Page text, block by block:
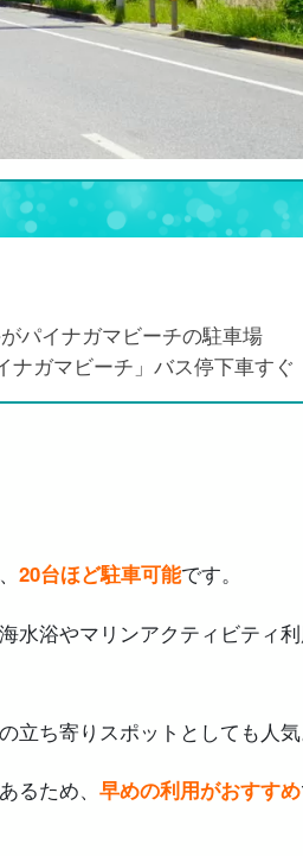
パイナガマビーチの駐車場
ガマビーチ」バス停下車すぐ
20台ほど駐車可能です。
水浴やマリンアクティビティ
ち寄りスポットとしても人気
るため、 早めの利用がおすすめ